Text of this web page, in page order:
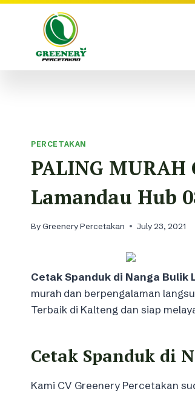
Skip
PERCETAKAN
PALING
Lamandau Hub
ByGreenery Percetakan July 23, 2021
Cetak Spanduk di Nanga Bulik
murah dan berpengalaman
Terbaik di Kalteng dan siap
Cetak Spanduk di
Kami CV Greenery Percetakan